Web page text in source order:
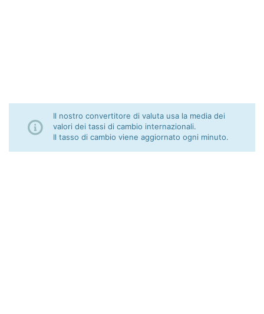
Il nostro convertitore di valuta usa la media dei
valori dei tassi di cambio internazionali.
Il tasso di cambio viene aggiornato ogni minuto.